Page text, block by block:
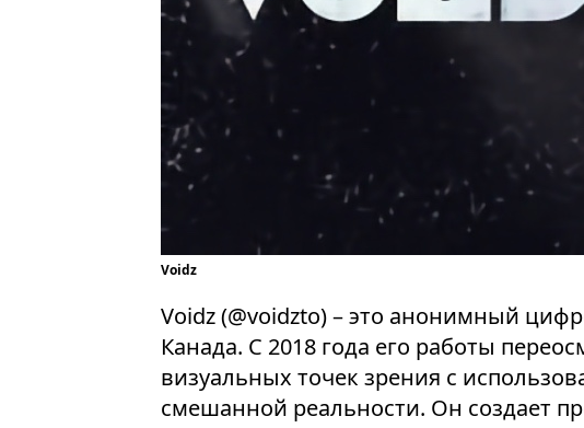
Voidz
Voidz (@voidzto) – это анонимный
Канада. С 2018 года его работы
визуальных точек зрения с
смешанной реальности. Он создает